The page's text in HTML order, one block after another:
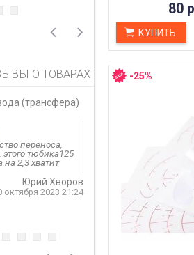
О ТОВАРАХ
(трансфера)
переноса,
тюбика125
2,3 хватит
Юрий Хворов
октября 2023 21:24
Гель для
детжится
одного стика
больших
расход,
рекомендую.
80
КУПИТЬ
-25%